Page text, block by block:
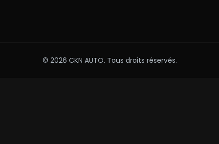
© 2026 CKN AUTO. Tous droits réservés.